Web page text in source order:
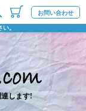
。
お問い合わせ
します!